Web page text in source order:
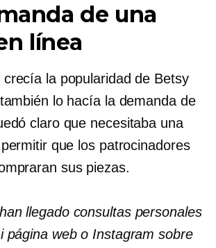
de una
línea
crecía la popularidad de Betsy
lo hacía la demanda de
claro que necesitaba una
que los patrocinadores
sus piezas.
llegado consultas personales
página web o Instagram sobre